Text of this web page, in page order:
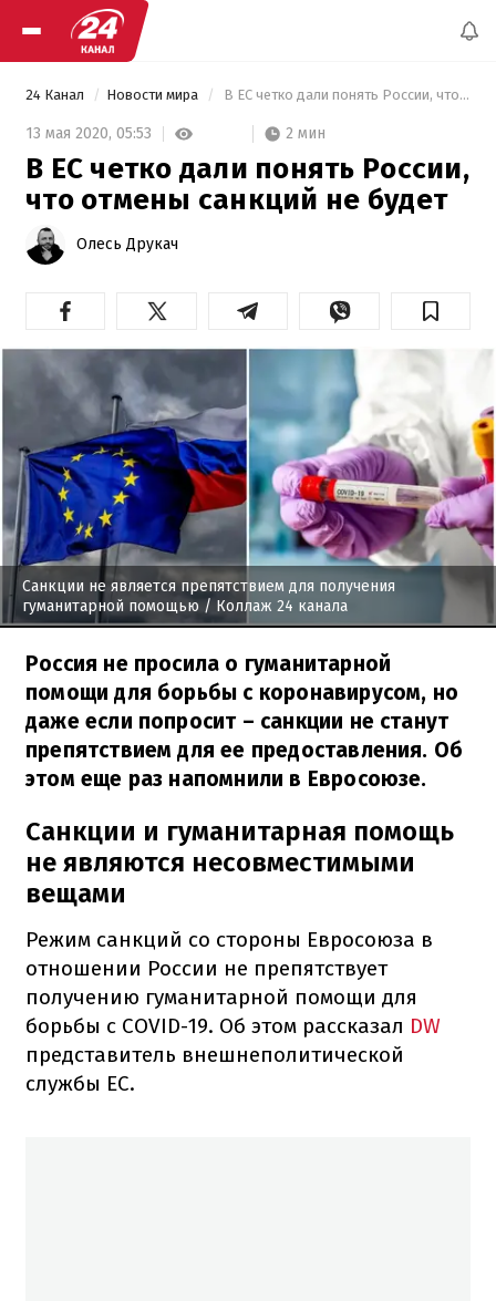
24 Канал Новости мира В ЕС четко дали понять России, что отмены санкций не будет
13 мая 2020, 05:53 2 мин
В ЕС четко дали понять России,
что отмены санкций не будет
Олесь Друкач
Санкции не является препятствием для получения
гуманитарной помощью / Коллаж 24 канала
Россия не просила о гуманитарной
помощи для борьбы с коронавирусом, но
даже если попросит – санкции не станут
препятствием для ее предоставления. Об
этом еще раз напомнили в Евросоюзе.
Санкции и гуманитарная помощь
не являются несовместимыми
вещами
Режим санкций со стороны Евросоюза в
отношении России не препятствует
получению гуманитарной помощи для
борьбы с COVID-19. Об этом рассказал DW
представитель внешнеполитической
службы ЕС.